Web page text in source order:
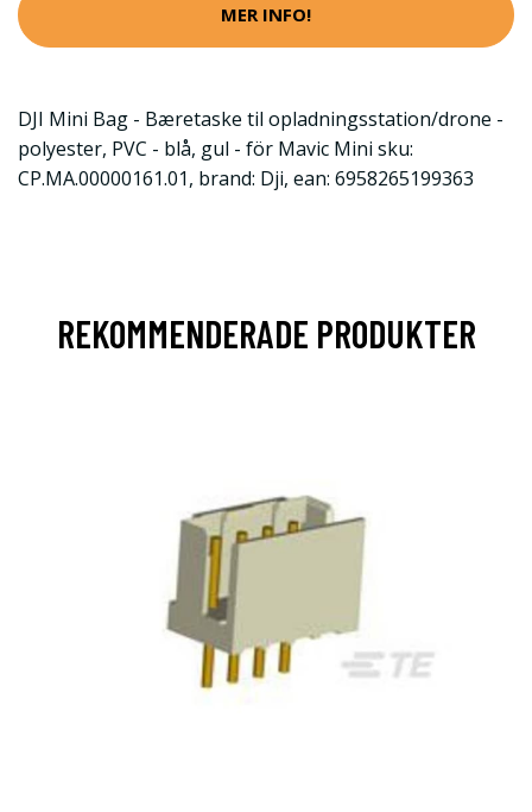
MER INFO!
DJI Mini Bag - Bæretaske til opladningsstation/drone -
polyester, PVC - blå, gul - för Mavic Mini sku:
CP.MA.00000161.01, brand: Dji, ean: 6958265199363
REKOMMENDERADE PRODUKTER